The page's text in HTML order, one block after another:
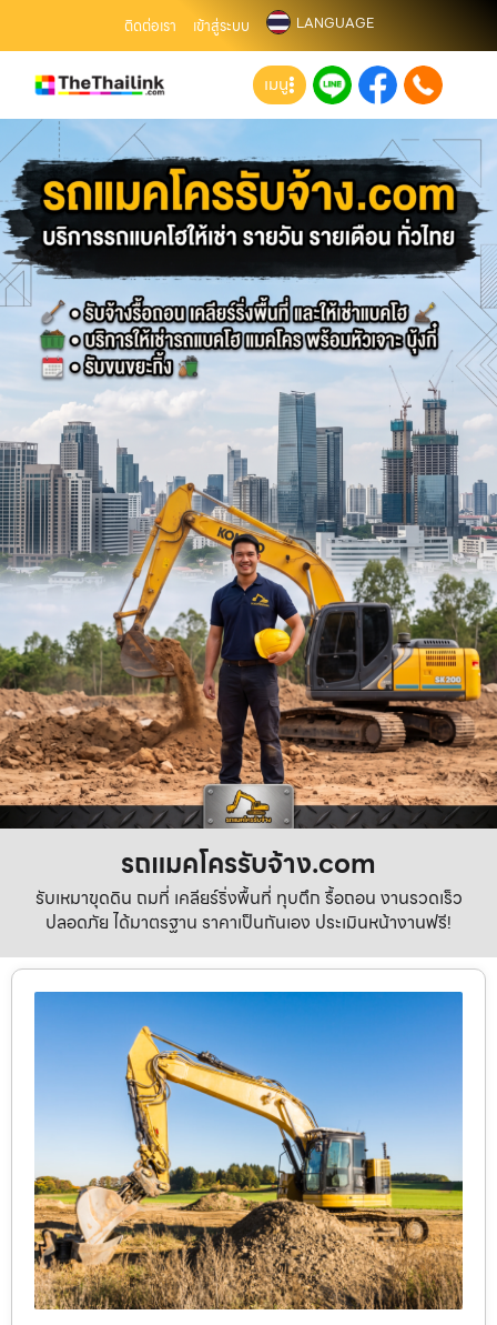
ติดต่อเรา เข้าสู่ระบบ LANGUAGE
เมนู
รถแมคโครรับจ้าง.com
รับเหมาขุดดิน ถมที่ เคลียร์ริ่งพื้นที่ ทุบตึก รื้อถอน งานรวดเร็ว
ปลอดภัย ได้มาตรฐาน ราคาเป็นกันเอง ประเมินหน้างานฟรี!